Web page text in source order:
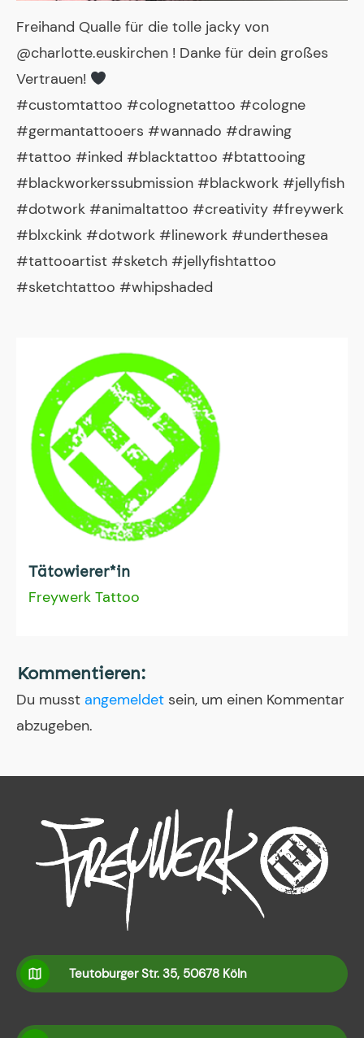
Freihand Qualle für die tolle jacky von
@charlotte.euskirchen ! Danke für dein großes
Vertrauen!
#customtattoo #colognetattoo #cologne
#germantattooers #wannado #drawing
#tattoo #inked #blacktattoo #btattooing
#blackworkerssubmission #blackwork #jellyfish
#dotwork #animaltattoo #creativity #freywerk
#blxckink #dotwork #linework #underthesea
#tattooartist #sketch #jellyfishtattoo
#sketchtattoo #whipshaded
Tätowierer*in
Freywerk Tattoo
Kommentieren:
Du musst angemeldet sein, um einen Kommentar
abzugeben.
Teutoburger Str. 35, 50678 Köln